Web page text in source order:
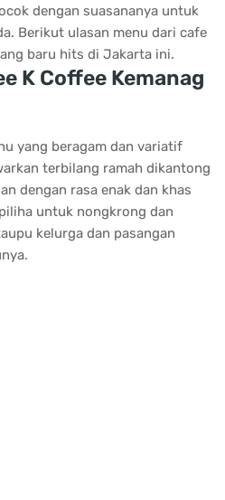
dengan suasananya untuk
Berikut ulasan menu dari cafe
baru hits di Jakarta ini.
K Coffee Kemanag
yang beragam dan variatif
terbilang ramah dikantong
dengan rasa enak dan khas
untuk nongkrong dan
kelurga dan pasangan